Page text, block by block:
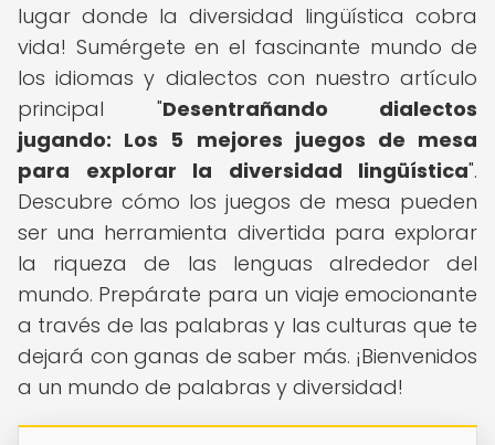
lugar donde la diversidad lingüística cobra
vida! Sumérgete en el fascinante mundo de
los idiomas y dialectos con nuestro artículo
principal "Desentrañando dialectos
jugando: Los 5 mejores juegos de mesa
para explorar la diversidad lingüística".
Descubre cómo los juegos de mesa pueden
ser una herramienta divertida para explorar
la riqueza de las lenguas alrededor del
mundo. Prepárate para un viaje emocionante
a través de las palabras y las culturas que te
dejará con ganas de saber más. ¡Bienvenidos
a un mundo de palabras y diversidad!